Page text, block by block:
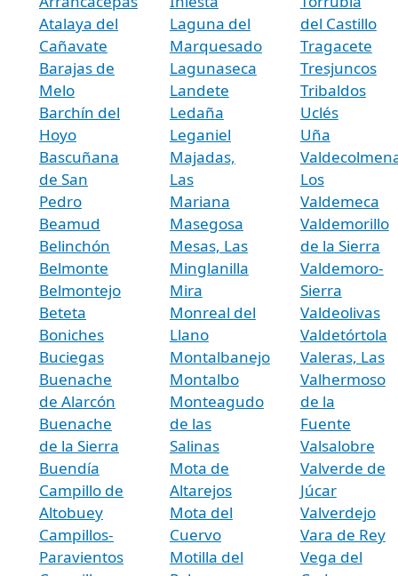
Atalaya del
Cañavate
Barajas de
Melo
Barchín del
Hoyo
Bascuñana
de San
Pedro
Beamud
Belinchón
Belmonte
Belmontejo
Beteta
Boniches
Buciegas
Buenache
de Alarcón
Buenache
de la Sierra
Buendía
Campillo de
Altobuey
Campillos-
Paravientos
Laguna del
Marquesado
Lagunaseca
Landete
Ledaña
Leganiel
Majadas,
Las
Mariana
Masegosa
Mesas, Las
Minglanilla
Mira
Monreal del
Llano
Montalbanejo
Montalbo
Monteagudo
de las
Salinas
Mota de
Altarejos
Mota del
Cuervo
Motilla del
del Castillo
Tragacete
Tresjuncos
Tribaldos
Uclés
Uña
Los
Valdemeca
Valdemorillo
de la Sierra
Valdemoro-
Sierra
Valdeolivas
Valdetórtola
Valeras, Las
Valhermoso
de la
Fuente
Valsalobre
Valverde de
Júcar
Valverdejo
Vara de Rey
Vega del